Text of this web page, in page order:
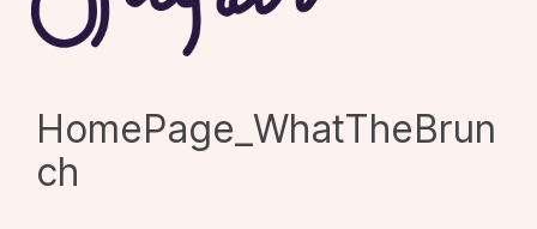
HomePage_WhatTheBrun
ch